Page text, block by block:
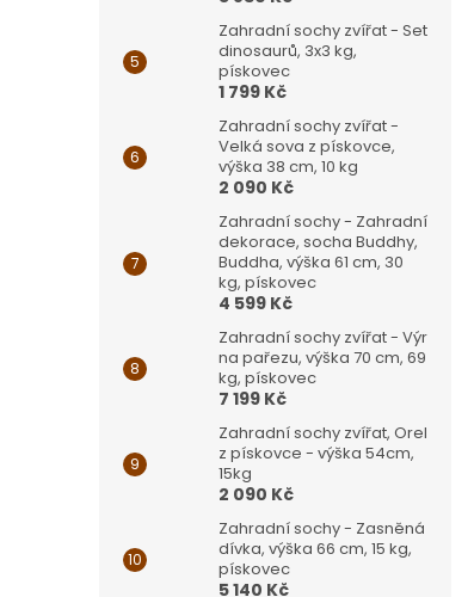
Zahradní sochy zvířat - Set
dinosaurů, 3x3 kg,
pískovec
1 799 Kč
Zahradní sochy zvířat -
Velká sova z pískovce,
výška 38 cm, 10 kg
2 090 Kč
Zahradní sochy - Zahradní
dekorace, socha Buddhy,
Buddha, výška 61 cm, 30
kg, pískovec
4 599 Kč
Zahradní sochy zvířat - Výr
na pařezu, výška 70 cm, 69
kg, pískovec
7 199 Kč
Zahradní sochy zvířat, Orel
z pískovce - výška 54cm,
15kg
2 090 Kč
Zahradní sochy - Zasněná
dívka, výška 66 cm, 15 kg,
pískovec
5 140 Kč